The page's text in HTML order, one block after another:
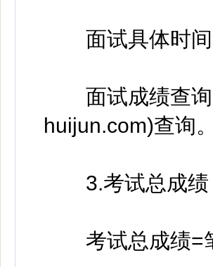
面试具体时间
面试成绩查询
huijun.com)查询。
3.考试总成绩
考试总成绩=笔